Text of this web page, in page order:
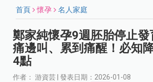
首頁 懷孕 名人家庭
鄭家純懷孕9週胚胎停止
痛邊叫、累到痛醒！必知
4點
作者： 游資芸 | 發表日期：2026-01-08